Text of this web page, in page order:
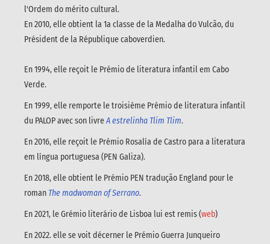
l'Ordem do mérito cultural.
En 2010, elle obtient la 1a classe de la Medalha do Vulcão, du
Président de la République caboverdien.
En 1994, elle reçoit le Prémio de literatura infantil em Cabo
Verde.
En 1999, elle remporte le troisième Prémio de literatura infantil
du PALOP avec son livreA estrelinha Tlim Tlim.
En 2016, elle reçoit le Prémio Rosalía de Castro para a literatura
em língua portuguesa (PEN Galiza).
En 2018, elle obtient le Prémio PEN tradução England pour le
roman The madwoman of Serrano.
En 2021, le Grémio literário de Lisboa lui est remis (web)
En 2022. elle se voit décerner le Prémio Guerra Junqueiro